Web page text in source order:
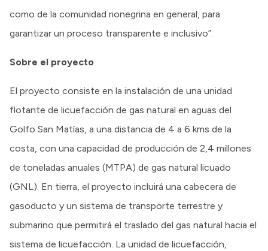
como de la comunidad rionegrina en general, para
garantizar un proceso transparente e inclusivo”.
Sobre el proyecto
El proyecto consiste en la instalación de una unidad
flotante de licuefacción de gas natural en aguas del
Golfo San Matías, a una distancia de 4 a 6 kms de la
costa, con una capacidad de producción de 2,4 millones
de toneladas anuales (MTPA) de gas natural licuado
(GNL). En tierra, el proyecto incluirá una cabecera de
gasoducto y un sistema de transporte terrestre y
submarino que permitirá el traslado del gas natural hacia el
sistema de licuefacción. La unidad de licuefacción,